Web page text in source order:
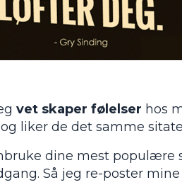
vet skaper følelser hos
liker de det samme
dine mest populære
Så jeg re-poster